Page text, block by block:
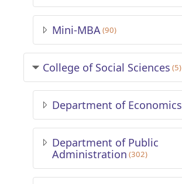
Mini-MBA(90)
College of Social Sciences (5)
Department of Economics
Department of Public
Administration (302)